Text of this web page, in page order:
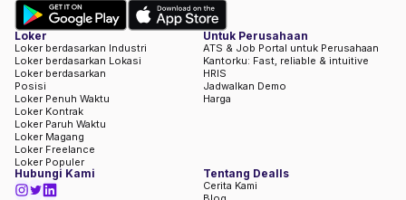
Loker
Loker berdasarkan Industri
Loker berdasarkan Lokasi
Loker berdasarkan
Posisi
Loker Penuh Waktu
Loker Kontrak
Loker Paruh Waktu
Loker Magang
Loker Freelance
Loker Populer
Untuk Perusahaan
ATS & Job Portal untuk Perusahaan
Kantorku: Fast, reliable & intuitive
HRIS
Jadwalkan Demo
Harga
Hubungi Kami Tentang Dealls
Cerita Kami